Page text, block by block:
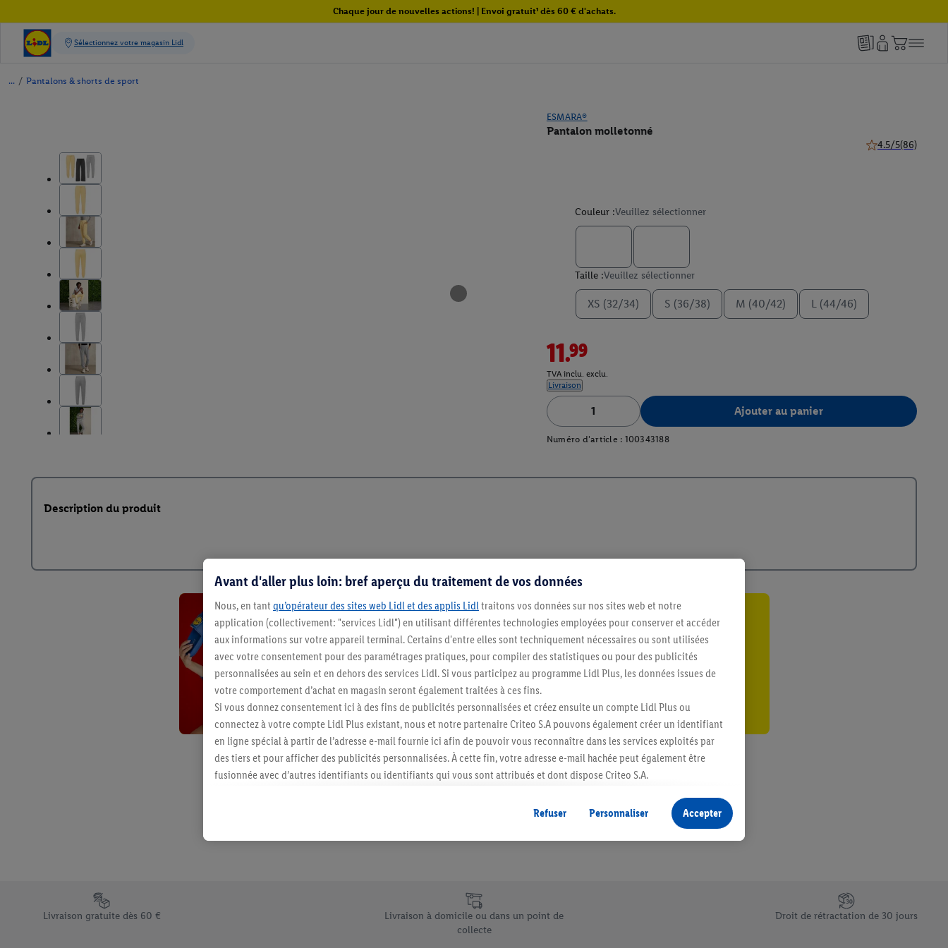
Chaque jour de nouvelles actions! | Envoi gratuit¹ dès 60 € d'achats.
/ Pantalons & shorts de sport
ESMARA®
Pantalon molletonné
4.5/5(86)
Couleur :Veuillez sélectionner
Taille :Veuillez sélectionner
XS (32/34) S (36/38) M (40/42) L (44/46)
11.99
TVA inclu. exclu.
Livraison
Ajouter au panier
Numéro d'article : 100343188
Description du produit
Restez au courant
Abonnez-vous à la newsletter
S'abonner
Élément du pied de page avec les différents arguments de vente uniques de Lidl.be
Livraison gratuite dès 60 €
Livraison à domicile ou dans un point de
collecte
Droit de rétractation de 30 jours
Avant d'aller plus loin: bref aperçu du traitement de vos données
Nous, en tant qu’opérateur des sites web Lidl et des applis Lidltraitons vos données sur nos sites web et notre
application (collectivement: "services Lidl") en utilisant différentes technologies employées pour conserver et accéder
aux informations sur votre appareil terminal. Certains d'entre elles sont techniquement nécessaires ou sont utilisées
avec votre consentement pour des paramétrages pratiques, pour compiler des statistiques ou pour des publicités
personnalisées au sein et en dehors des services Lidl. Si vous participez au programme Lidl Plus, les données issues de
votre comportement d’achat en magasin seront également traitées à ces fins.
Si vous donnez consentement ici à des fins de publicités personnalisées et créez ensuite un compte Lidl Plus ou
connectez à votre compte Lidl Plus existant, nous et notre partenaire Criteo S.A pouvons également créer un identifiant
en ligne spécial à partir de l’adresse e-mail fournie ici afin de pouvoir vous reconnaître dans les services exploités par
des tiers et pour afficher des publicités personnalisées. À cette fin, votre adresse e-mail hachée peut également être
fusionnée avec d’autres identifiants ou identifiants qui vous sont attribués et dont dispose Criteo S.A.
vous avez montré de l’intérêt (par exemple en plaçant le produit dans un panier d’un webshop mais sans procéder à
l’achat) peuvent également être affichées sur plusieurs apppareils et plusieurs services de Lidl si plusieurs terminaux ou
plusieurs services de Lidl peuvent vous être attribués en utilisant votre adresse e-mail hachée et, le cas échéant, d’autres
En cliquant sur « Refuser », vous pouvez autoriser uniquement l’utilisation des technologies nécessaires. En cliquant sur
« Accepter », vous autorisez tous les traitements pour toutes les finalités susmentionnées. Vous trouverez de plus amples
Refuser Personnaliser Accepter